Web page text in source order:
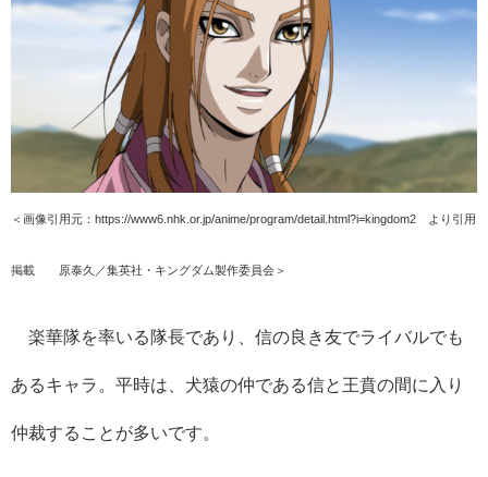
＜画像引用元：https://www6.nhk.or.jp/anime/program/detail.html?i=kingdom2 より引用
掲載 ©原泰久／集英社・キングダム製作委員会＞
楽華隊を率いる隊長であり、信の良き友でライバルでも
あるキャラ。平時は、犬猿の仲である信と王賁の間に入り
仲裁することが多いです。